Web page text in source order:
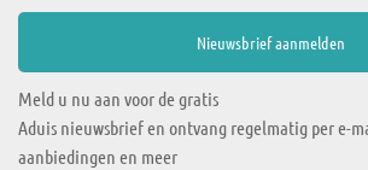
Meld u nu aan voor de gratis
Aduis nieuwsbrief en ontvang regelmatig per e-
aanbiedingen en meer